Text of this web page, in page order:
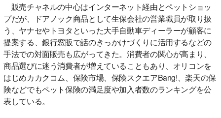
販売チャネルの中心はインターネット経由とペットショッ
プだが、ドアノック商品として生保会社の営業職員が取り扱
う、ヤナセやトヨタといった大手自動車ディーラーが顧客に
提案する、銀行窓販で話のきっかけづくりに活用するなどの
手法での対面販売も広がってきた。消費者の関心が高まり、
商品選びに迷う消費者が増えていることもあり、オリコンを
はじめカカクコム、保険市場、保険スクエアBang!、楽天の保
険などでもペット保険の満足度や加入者数のランキングを公
表している。